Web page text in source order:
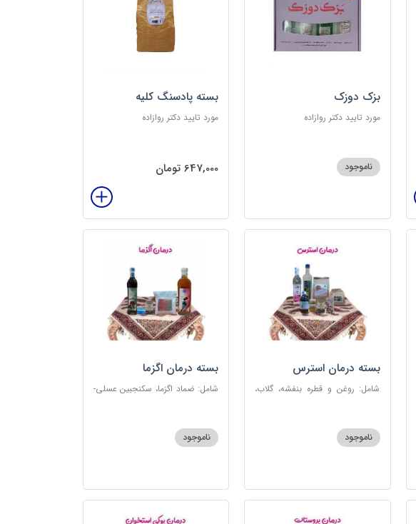
بزک دوزک
مورد تایید دکتر روازاده
ناموجود
بسته پادسنگ کلیه
مورد تایید دکتر روازاده
647,000 تومان
بسته درمان استرس
شامل: روغن و قطره بنفشه، گلاب،
گل، بهارنارنج، چای مبارک
ناموجود
بسته درمان اگزما
شامل: ضماد اگزما، سکنجبین عسلی-
110ناموجود